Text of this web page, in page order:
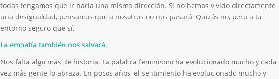
todas tengamos que ir hacia una misma dirección. Si no hemos vivido directamente
una desigualdad, pensamos que a nosotros no nos pasará. Quizás no, pero a tu
entorno seguro que sí.
La empatía también nos salvará.
Nos falta algo más de historia. La palabra feminismo ha evolucionado mucho y cada
vez más gente lo abraza. En pocos años, el sentimiento ha evolucionado mucho y